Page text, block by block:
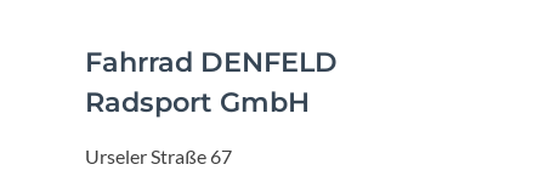
Fahrrad DENFELD
Radsport GmbH
Urseler Straße 67